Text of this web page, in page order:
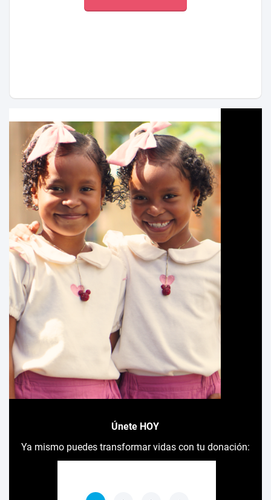
Únete HOY
Ya mismo puedes transformar vidas con tu donación: